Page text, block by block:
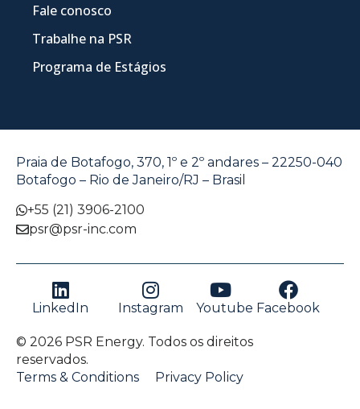
Fale conosco
Trabalhe na PSR
Programa de Estágios
Praia de Botafogo, 370, 1º e 2º andares – 22250-040
Botafogo – Rio de Janeiro/RJ – Brasil
+55 (21) 3906-2100
psr@psr-inc.com
LinkedIn Instagram Youtube Facebook
© 2026 PSR Energy. Todos os direitos
reservados.
Terms & Conditions
Privacy Policy